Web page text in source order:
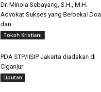
Dr. Minola Sebayang, S.H., M.H.
Advokat Sukses yang Berbekal Doa
dan...
Tokoh Kristiani
PDA STP/IISIP Jakarta diadakan di
Ciganjur
Liputan